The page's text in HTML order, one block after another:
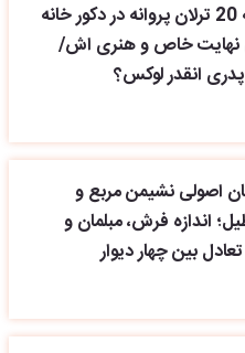
سلیقه 20 ترلان پروانه در دکور خانه
خاص و هنری اش/
انقدر لوکس؟
اصولی نشیمن مربع و
اندازه فرش، مبلمان و
بین چهار دیوار